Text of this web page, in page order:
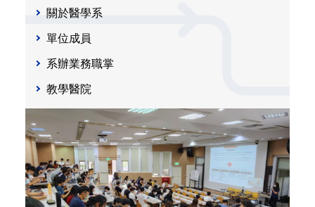
關於醫學系
單位成員
系辦業務職掌
教學醫院